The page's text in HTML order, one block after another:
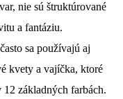
nie sú štruktúrované
a fantáziu.
sa používajú aj
kvety a vajíčka, ktoré
12 základných farbách.